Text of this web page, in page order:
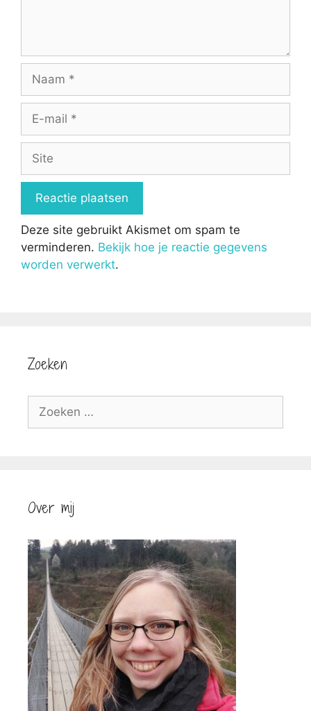
Naam
Site
Deze site gebruikt Akismet om spam te
verminderen. Bekijk hoe je reactie gegevens
worden verwerkt.
Zoeken
naar:
Over mij